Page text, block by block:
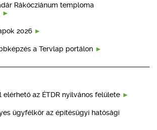
Rákócziánum temploma
2026
a Tervlap portálon
elérhető az ÉTDR nyilvános felülete
ügyfélkör az építésügyi hatósági